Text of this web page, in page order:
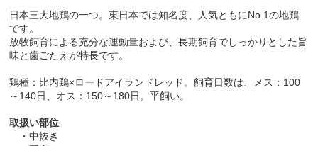
日本三大地鶏の一つ。東日本では知名度、人気ともにNo.1の地鶏
です。
放牧飼育による充分な運動量および、長期飼育でしっかりとした旨
味と歯ごたえが特長です。
鶏種：比内鶏×ロードアイランドレッド。飼育日数は、メス：100
～140日、オス：150～180日。平飼い。
取扱い部位
・中抜き